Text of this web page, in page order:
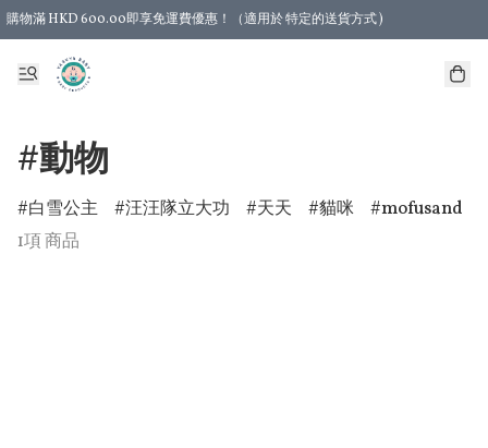
購物滿 HKD 600.00即享免運費優惠！（適用於 特定的送貨方式 )
#動物
白雪公主 汪汪隊立大功 天天 貓咪
mofusand
1項 商品